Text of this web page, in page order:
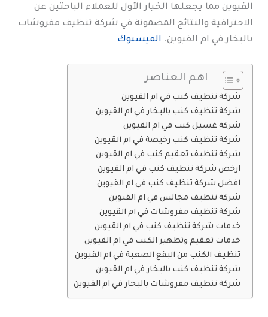
القيوين مما يجعلها الخيار الأول للعملاء الباحثين عن
الاحترافية والنتائج المضمونة في شركة تنظيف مفروشات
بالبخار في ام القيوين. الفيسبوك
اهم العناصر
شركة تنظيف كنب في ام القيوين
شركة تنظيف كنب بالبخار في ام القيوين
شركة غسيل كنب في ام القيوين
شركة تنظيف كنب رخيصة في ام القيوين
شركة تنظيف تعقيم كنب في ام القيوين
ارخص شركة تنظيف كنب في ام القيوين
افضل شركة تنظيف كنب في ام القيوين
شركة تنظيف مجالس في ام القيوين
شركة تنظيف مفروشات في ام القيوين
خدمات شركة تنظيف كنب في ام القيوين
خدمات تعقيم وتطهير الكنب في ام القيوين
تنظيف الكنب من البقع الصعبة في ام القيوين
شركة تنظيف كنب بالبخار في ام القيوين
شركة تنظيف مفروشات بالبخار في ام القيوين